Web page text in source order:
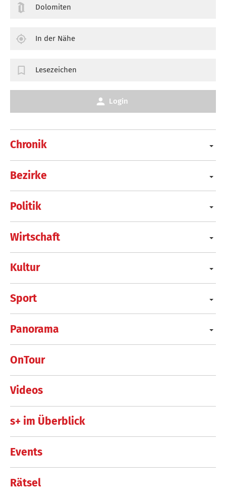
Chronik
Bezirke
Politik
Wirtschaft
Kultur
Sport
Panorama
OnTour
Videos
s+ im Überblick
Events
Rätsel
Dolomiten
In der Nähe
Lesezeichen
Login